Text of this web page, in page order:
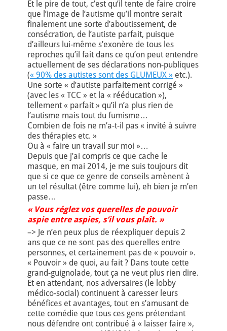
Et le pire de tout, c’est qu’il tente de faire croire
que l’image de l’autisme qu’il montre serait
finalement une sorte d’aboutissement, de
consécration, de l’autiste parfait, puisque
d’ailleurs lui-même s’exonère de tous les
reproches qu’il fait dans ce qu’on peut entendre
actuellement de ses déclarations non-publiques
(« 90% des autistes sont des GLUMEUX » etc.).
Une sorte « d’autiste parfaitement corrigé »
(avec les « TCC » et la « rééducation »),
tellement « parfait » qu’il n’a plus rien de
l’autisme mais tout du fumisme…
Combien de fois ne m’a-t-il pas « invité à suivre
des thérapies etc. »
Ou à « faire un travail sur moi »…
Depuis que j’ai compris ce que cache le
masque, en mai 2014, je me suis toujours dit
que si ce que ce genre de conseils amènent à
un tel résultat (être comme lui), eh bien je m’en
passe…
« Vous réglez vos querelles de pouvoir
aspie entre aspies, s’il vous plaît. »
–> Je n’en peux plus de réexpliquer depuis 2
ans que ce ne sont pas des querelles entre
personnes, et certainement pas de « pouvoir ».
« Pouvoir » de quoi, au fait ? Dans toute cette
grand-guignolade, tout ça ne veut plus rien dire.
Et en attendant, nos adversaires (le lobby
médico-social) continuent à caresser leurs
bénéfices et avantages, tout en s’amusant de
cette comédie que tous ces gens prétendant
nous défendre ont contribué à « laisser faire »,